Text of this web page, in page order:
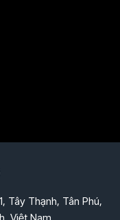
Tây Thạnh, Tân Phú,
Việt Nam